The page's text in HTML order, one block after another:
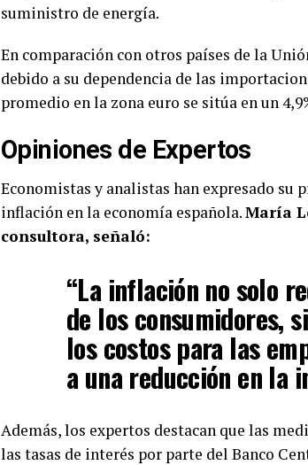
suministro de energía.
En comparación con otros países de la
debido a su dependencia de las
promedio en la zona euro se sitúa en un
Opiniones de Expertos
Economistas y analistas han expresado
inflación en la economía española.María
consultora, señaló:
“La inflación no solo
de los consumidores,
los costos para las
a una reducción en la
Además, los expertos destacan que las
las tasas de interés por parte del Banco